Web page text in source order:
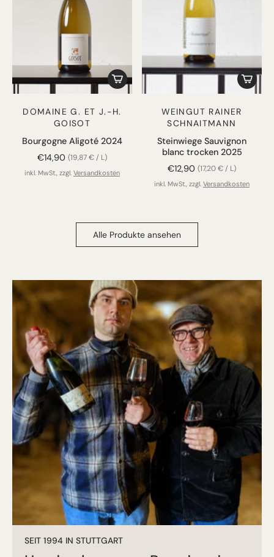
DOMAINE G. ET J.-H.
GOISOT
Bourgogne Aligoté 2024
€14,90 (19,87 € / L)
inkl. MwSt., zzgl. Versandkosten
WEINGUT RAINER
SCHNAITMANN
Steinwiege Sauvignon
blanc trocken 2025
€12,90 (17,20 € / L)
inkl. MwSt., zzgl. Versandkosten
Alle Produkte ansehen
SEIT 1994 IN STUTTGART